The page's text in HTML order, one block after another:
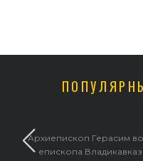
Архиепископ Герасим
епископа